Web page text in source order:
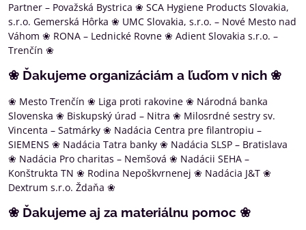
Partner – Považská Bystrica ❀ SCA Hygiene Products Slovakia,
s.r.o. Gemerská Hôrka ❀ UMC Slovakia, s.r.o. – Nové Mesto nad
Váhom ❀ RONA – Lednické Rovne ❀ Adient Slovakia s.r.o. –
Trenčín ❀
❀ Ďakujeme organizáciám a ľuďom v nich ❀
❀ Mesto Trenčín ❀ Liga proti rakovine ❀ Národná banka
Slovenska ❀ Biskupský úrad – Nitra ❀ Milosrdné sestry sv.
Vincenta – Satmárky ❀ Nadácia Centra pre filantropiu –
SIEMENS ❀ Nadácia Tatra banky ❀ Nadácia SLSP – Bratislava
❀ Nadácia Pro charitas – Nemšová ❀ Nadácii SEHA –
Konštrukta TN ❀ Rodina Nepoškvrnenej ❀ Nadácia J&T ❀
Dextrum s.r.o. Ždaňa ❀
❀ Ďakujeme aj za materiálnu pomoc ❀